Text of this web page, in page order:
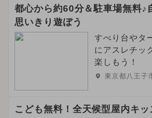
都心から約60分＆駐車場無料♪
思いきり遊ぼう
すべり台やタ
にアスレチッ
楽しもう！
東京都八王子
こども無料！全天候型屋内キッ